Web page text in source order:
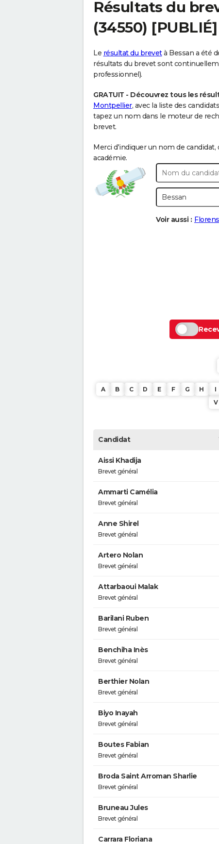
Résultats du
(34550) [PUBLIÉ]
Le résultat du brevetà Bessan a été
résultats du brevet sont
professionnel).
GRATUIT - Découvrez tous les
Montpellier, avec la liste des
tapez un nom dans le moteur de
brevet.
Merci d'indiquer un nom de
académie.
Voir aussi :
A B C D E F G H I
V
Candidat
Aissi Khadija
Brevet général
Ammarti Camélia
Brevet général
Anne Shirel
Brevet général
Artero Nolan
Brevet général
Attarbaoui Malak
Brevet général
Barilani Ruben
Brevet général
Benchiha Inès
Brevet général
Berthier Nolan
Brevet général
Biyo Inayah
Brevet général
Boutes Fabian
Brevet général
Broda Saint Arroman Sharlie
Brevet général
Bruneau Jules
Brevet général
Carrara Floriana